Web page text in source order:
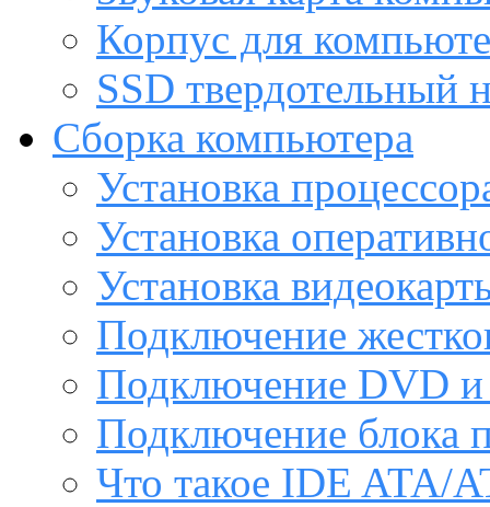
Корпус для
SSD твердотельный
Сборка компьютера
Установка
Установка
Установка
Подключение
Подключение DVD и
Подключение блока
Что такое IDE ATA/